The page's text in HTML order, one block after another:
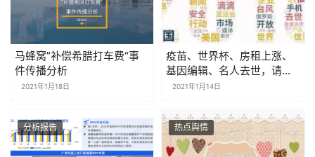
马蜂窝”补偿希腊打车费“事
件传播分析
2021年1月18日
疫苗、世界杯、房租上涨、
基因编辑、名人去世，请收
好你的2018记忆
2021年1月14日
分析报告 热点舆情